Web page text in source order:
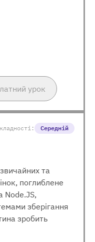
урок
Середній
та
поглиблене
Node.JS,
зберігання
зробить